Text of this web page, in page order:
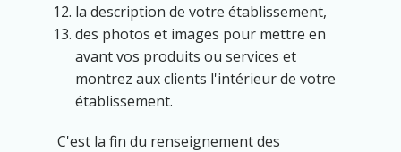
la description de votre établissement,
des photos et images pour mettre en
avant vos produits ou services et
montrez aux clients l'intérieur de votre
établissement.
C'est la fin du renseignement des